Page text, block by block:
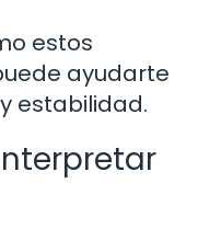
estos
ayudarte
estabilidad.